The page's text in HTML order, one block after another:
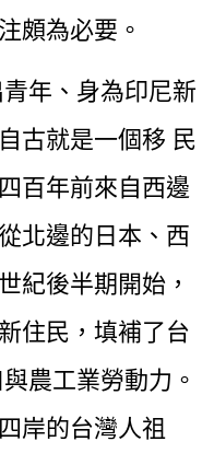
頗為必要。
年、身為印尼新
古就是一個移 民
百年前來自西邊
北邊的日本、西
紀後半期開始，
住民，填補了台
農工業勞動力。
岸的台灣人祖